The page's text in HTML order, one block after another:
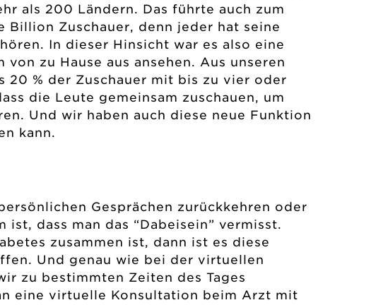
als 200 Ländern. Das führte auch zum
Billion Zuschauer, denn jeder hat seine
In dieser Hinsicht war es also eine
zu Hause aus ansehen. Aus unseren
20 % der Zuschauer mit bis zu vier oder
die Leute gemeinsam zuschauen, um
Und wir haben auch diese neue Funktion
kann.
Gesprächen zurückkehren oder
dass man das “Dabeisein” vermisst.
zusammen ist, dann ist es diese
Und genau wie bei der virtuellen
zu bestimmten Zeiten des Tages
eine virtuelle Konsultation beim Arzt mit